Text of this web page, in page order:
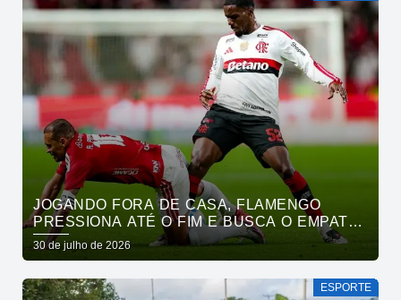
JOGANDO FORA DE CASA, FLAMENGO
PRESSIONA ATÉ O FIM E BUSCA O EMPATE
PELO BRASILEIRÃO
30 de julho de 2026
ESPORTE